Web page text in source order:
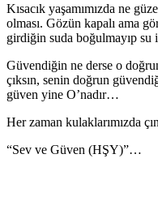
Kısacık yaşamımızda ne
olması. Gözün kapalı ama
girdiğin suda boğulmayıp
Güvendiğin ne derse o
çıksın, senin doğrun
güven yine O’nadır…
Her zaman kulaklarımızda
“Sev ve Güven (HŞY)”…